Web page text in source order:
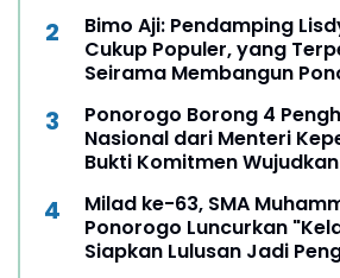
Bimo Aji: Pendamping
Cukup Populer, yang
Seirama Membangun
Ponorogo Borong 4
Nasional dari Menteri
Bukti Komitmen
Milad ke-63, SMA
Ponorogo Luncurkan
Siapkan Lulusan Jadi